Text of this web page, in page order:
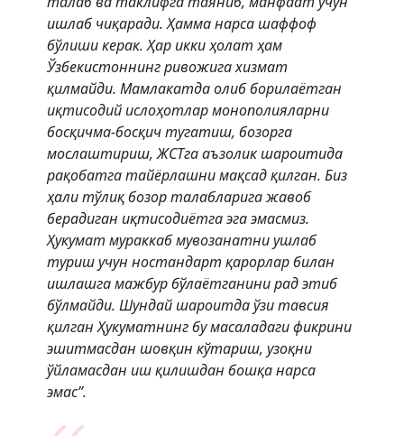
ишлаб чиқаради. Ҳамма нарса шаффоф
бўлиши керак. Ҳар икки ҳолат ҳам
Ўзбекистоннинг ривожига хизмат
қилмайди. Мамлакатда олиб борилаётган
иқтисодий ислоҳотлар монополияларни
босқичма-босқич тугатиш, бозорга
мослаштириш, ЖСТга аъзолик шароитида
рақобатга тайёрлашни мақсад қилган. Биз
ҳали тўлиқ бозор талабларига жавоб
берадиган иқтисодиётга эга эмасмиз.
Ҳукумат мураккаб мувозанатни ушлаб
туриш учун ностандарт қарорлар билан
ишлашга мажбур бўлаётганини рад этиб
бўлмайди. Шундай шароитда ўзи тавсия
қилган Ҳукуматнинг бу масаладаги фикрини
эшитмасдан шовқин кўтариш, узоқни
ўйламасдан иш қилишдан бошқа нарса
эмас”.